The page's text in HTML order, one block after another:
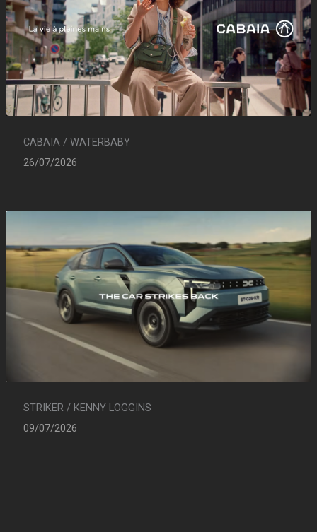
CABAIA / WATERBABY
26/07/2026
STRIKER / KENNY LOGGINS
09/07/2026